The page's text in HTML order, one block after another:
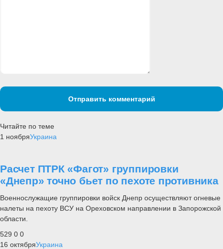
Отправить комментарий
Читайте по теме
1 ноябряУкраина
Расчет ПТРК «Фагот» группировки
«Днепр» точно бьет по пехоте противника
Военнослужащие группировки войск Днепр осуществляют огневые
налеты на пехоту ВСУ на Ореховском направлении в Запорожской
области.
529 0 0
16 октябряУкраина